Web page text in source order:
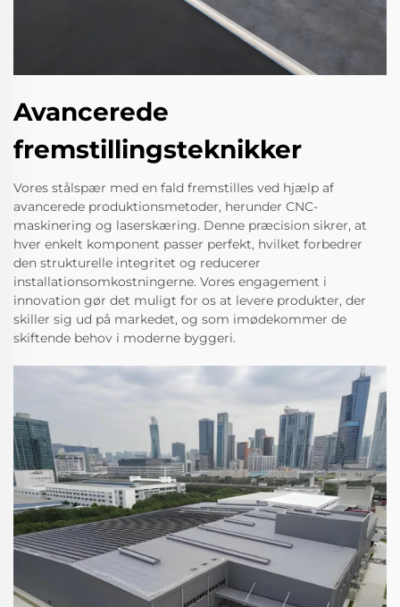
Avancerede
fremstillingsteknikker
Vores stålspær med en fald fremstilles ved hjælp af
avancerede produktionsmetoder, herunder CNC-
maskinering og laserskæring. Denne præcision sikrer, at
hver enkelt komponent passer perfekt, hvilket forbedrer
den strukturelle integritet og reducerer
installationsomkostningerne. Vores engagement i
innovation gør det muligt for os at levere produkter, der
skiller sig ud på markedet, og som imødekommer de
skiftende behov i moderne byggeri.